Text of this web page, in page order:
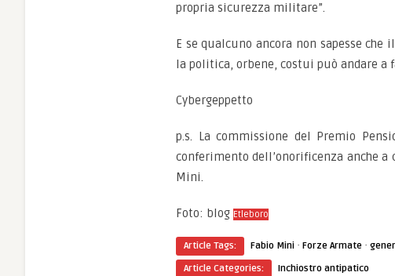
propria sicurezza militare”.
E se qualcuno ancora non sapesse
la politica, orbene, costui può andare a
Cybergeppetto
p.s. La commissione del Premio
conferimento dell’onorificenza anche
Mini.
Foto: blog Etleboro
Article Tags: Fabio Mini · Forze Armate ·
Article Categories:
Inchiostro antipatico